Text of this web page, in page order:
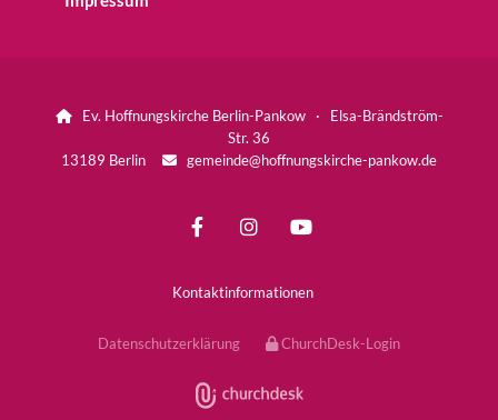
Ev. Hoffnungskirche Berlin-Pankow · Elsa-Brändström-
Str. 36
13189 Berlin
 gemeinde@hoffnungskirche-pankow.de
Kontaktinformationen
Datenschutzerklärung ChurchDesk-Login